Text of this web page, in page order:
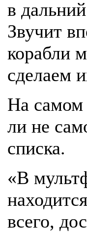
в
Звучит
корабли
сделаем
На самом
ли не
списка.
«В
всего,